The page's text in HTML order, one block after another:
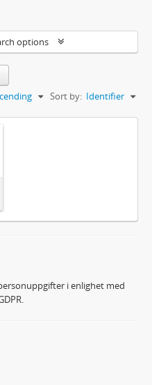
options
Sort by: Identifier
i enlighet med